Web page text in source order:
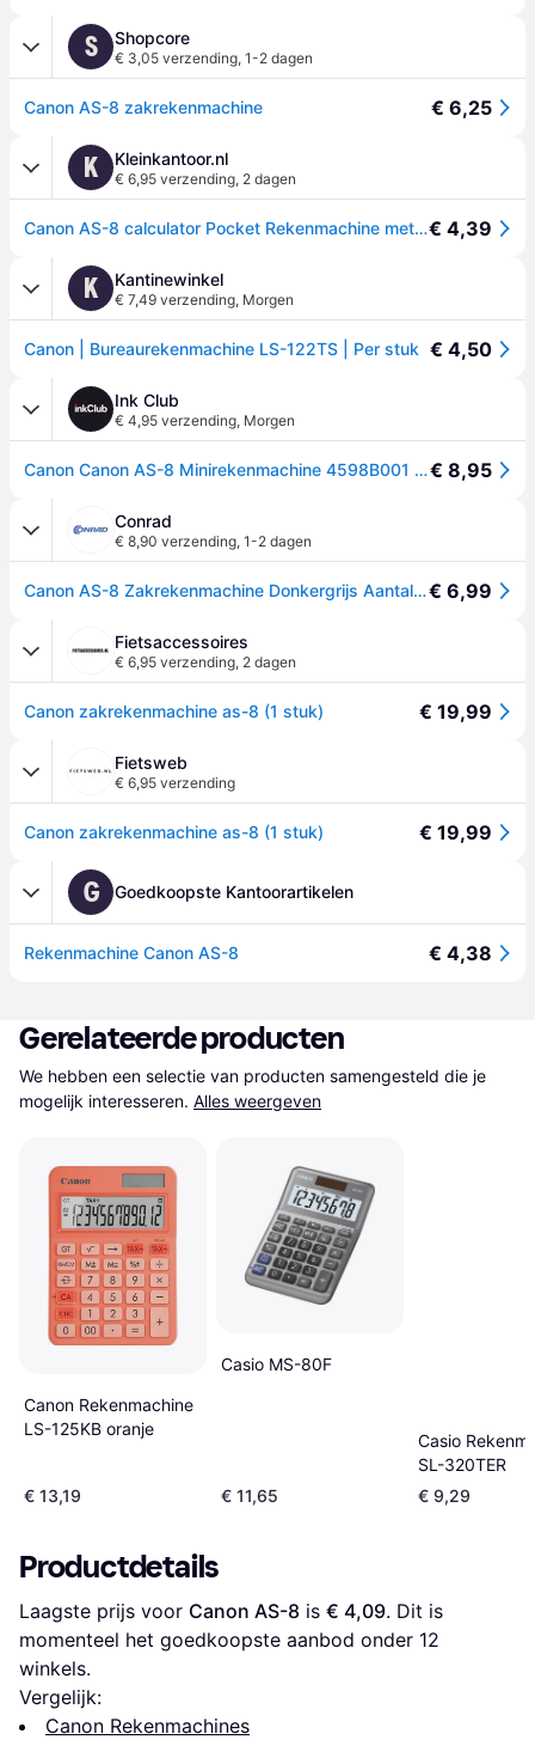
S Shopcore
€ 3,05 verzending, 1-2 dagen
Canon AS-8 zakrekenmachine € 6,25
K Kleinkantoor.nl
€ 6,95 verzending, 2 dagen
Canon AS-8 calculator Pocket Rekenmachine met display Grijs€ 4,39
K Kantinewinkel
€ 7,49 verzending, Morgen
Canon | Bureaurekenmachine LS-122TS | Per stuk € 4,50
Ink Club
€ 4,95 verzending, Morgen
Canon Canon AS-8 Minirekenmachine 4598B001 Replace: N/A€ 8,95
Conrad
€ 8,90 verzending, 1-2 dagen
Canon AS-8 Zakrekenmachine Donkergrijs Aantal displayposities: 8 werkt op batterijen (b x h x d) 60 x 11.4 x 97 mm€ 6,99
Fietsaccessoires
€ 6,95 verzending, 2 dagen
Canon zakrekenmachine as-8 (1 stuk) € 19,99
Fietsweb
€ 6,95 verzending
Canon zakrekenmachine as-8 (1 stuk) € 19,99
G Goedkoopste Kantoorartikelen
Rekenmachine Canon AS-8 € 4,38
Gerelateerde producten
We hebben een selectie van producten samengesteld die je
mogelijk interesseren. Alles weergeven
Canon Rekenmachine
LS-125KB oranje
€ 13,19
Casio MS-80F
€ 11,65
Casio
SL-320TER
€ 9,29
Productdetails
Laagste prijs voor Canon AS-8 is € 4,09. Dit is
momenteel het goedkoopste aanbod onder 12
winkels.
Vergelijk:
Canon Rekenmachines